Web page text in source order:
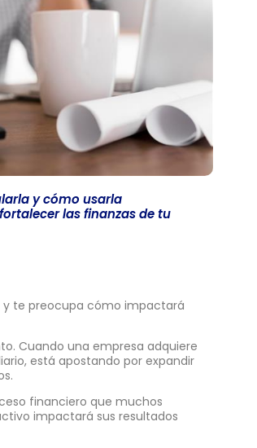
y cómo usarla
las finanzas de tu
y te preocupa cómo impactará
Cuando una empresa adquiere
está apostando por expandir
financiero que muchos
impactará sus resultados